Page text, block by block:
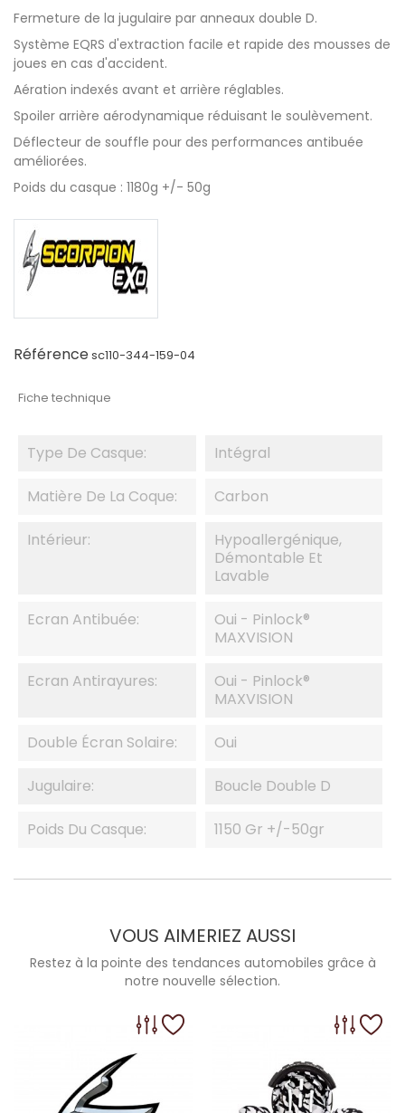
Fermeture de la jugulaire par anneaux double D.
Système EQRS d'extraction facile et rapide des mousses de
joues en cas d'accident.
Aération indexés avant et arrière réglables.
Spoiler arrière aérodynamique réduisant le soulèvement.
Déflecteur de souffle pour des performances antibuée
améliorées.
Poids du casque : 1180g +/- 50g
Référencesc110-344-159-04
Fiche technique
Type De Casque: Intégral
Matière De La Coque: Carbon
Intérieur:
Hypoallergénique,
Démontable Et
Lavable
Ecran Antibuée:
Oui - Pinlock®
MAXVISION
Ecran Antirayures:
Oui - Pinlock®
MAXVISION
Double Écran Solaire: Oui
Jugulaire: Boucle Double D
Poids Du Casque: 1150 Gr +/-50gr
VOUS AIMERIEZ AUSSI
Restez à la pointe des tendances automobiles grâce à
notre nouvelle sélection.